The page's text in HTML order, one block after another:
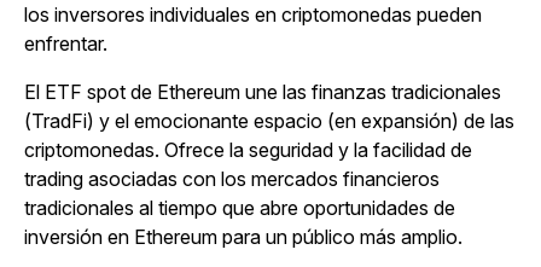
los inversores individuales en criptomonedas pueden
enfrentar.
El ETF spot de Ethereum une las finanzas tradicionales
(TradFi) y el emocionante espacio (en expansión) de las
criptomonedas. Ofrece la seguridad y la facilidad de
trading asociadas con los mercados financieros
tradicionales al tiempo que abre oportunidades de
inversión en Ethereum para un público más amplio.